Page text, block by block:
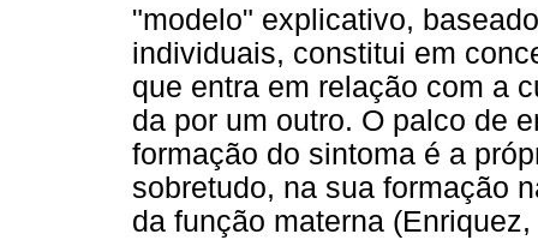
"modelo" explicativo,
individuais, constitui em
que entra em relação com a
da por um outro. O palco de
formação do sintoma é a
sobretudo, na sua formação
da função materna